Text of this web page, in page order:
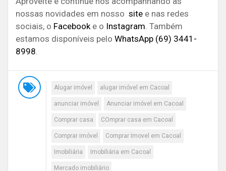
nossas novidades em nosso site e nas redes
sociais, o Facebook e o Instagram . Também
estamos disponíveis pelo WhatsApp (69) 3441-
8998
Alugar imóvel alugar imóvel em Cacoal
anunciar imóvel Anunciar imóvel em Cacoal
Comprar casa COmprar casa em Cacoal
Comprar imóvel Comprar Imovel em Cacoal
Imobiliária Imobiliária em Cacoal
Mercado imobiliário